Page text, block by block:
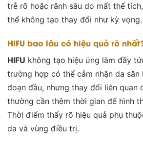
trễ rõ hoặc rãnh sâu do mất thể tích,
thể không tạo thay đổi như kỳ vọng.
HIFU bao lâu có hiệu quả rõ
HIFU không tạo hiệu ứng làm đầy
trường hợp có thể cảm nhận da săn
đoạn đầu, nhưng thay đổi liên quan
thường cần thêm thời gian để hình
Thời điểm thấy rõ hiệu quả phụ
da và vùng điều trị.